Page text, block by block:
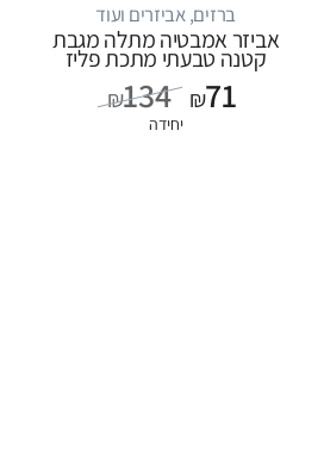
ברזים, אביזרים ועוד
אביזר אמבטיה מתלה מגבת
קטנה טבעתי מתכת פליז
₪134 ₪71
יחידה